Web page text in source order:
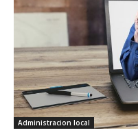
Administracion local